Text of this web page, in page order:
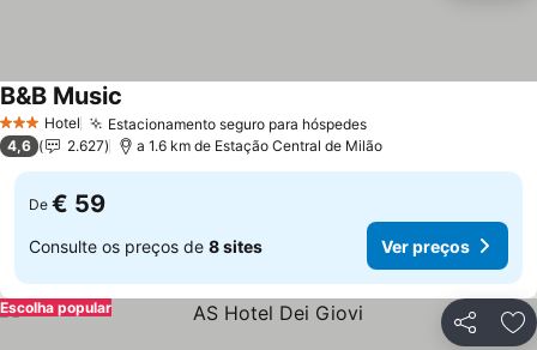
3 EstrelasHotel Estacionamento seguro para hóspedesVer preços
B&B Music
4,6 2.627 a 1.6 km de Estação Central de Milão
De € 59
Consulte os preços de 8 sites Ver preços
Partilhar
Escolha popular